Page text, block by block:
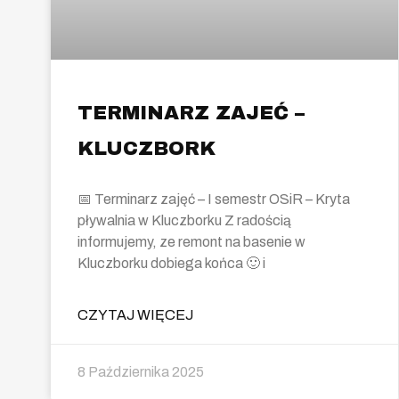
TERMINARZ ZAJEĆ –
KLUCZBORK
📅 Terminarz zajęć – I semestr OSiR – Kryta
pływalnia w Kluczborku Z radością
informujemy, ze remont na basenie w
Kluczborku dobiega końca 🙂 i
CZYTAJ WIĘCEJ
8 Października 2025